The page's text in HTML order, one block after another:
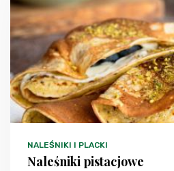
NALEŚNIKI I PLACKI
Naleśniki pistacjowe